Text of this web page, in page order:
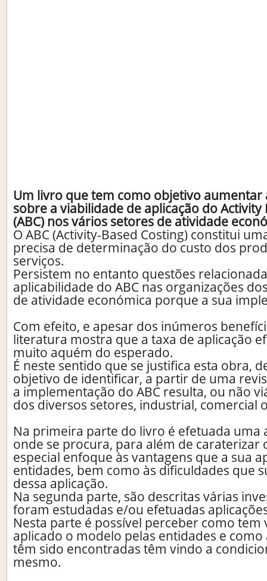
Um livro que tem como objetivo aumentar
sobre a viabilidade de aplicação do Activity
(ABC) nos vários setores de atividade
O ABC (Activity-Based Costing) constitui
precisa de determinação do custo dos
serviços.
Persistem no entanto questões
aplicabilidade do ABC nas organizações
de atividade económica porque a sua
Com efeito, e apesar dos inúmeros
literatura mostra que a taxa de aplicação
muito aquém do esperado.
É neste sentido que se justifica esta obra,
objetivo de identificar, a partir de uma
a implementação do ABC resulta, ou não
dos diversos setores, industrial, comercial
Na primeira parte do livro é efetuada uma
onde se procura, para além de caraterizar
especial enfoque às vantagens que a sua
entidades, bem como às dificuldades que
dessa aplicação.
Na segunda parte, são descritas várias
foram estudadas e/ou efetuadas
Nesta parte é possível perceber como tem
aplicado o modelo pelas entidades e
têm sido encontradas têm vindo a
mesmo.